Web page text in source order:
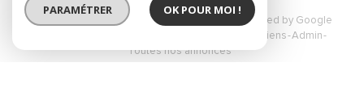
© 2026 | Tous droits réservés | Traduction powered by Google
Liens Admin
Toutes nos annonces
PARAMÉTRER OK POUR MOI !